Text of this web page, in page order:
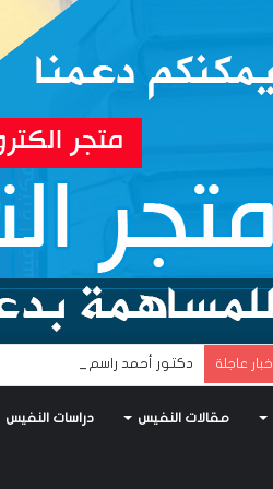
أخبار عاجلة دكتور أحمد راسم النفيس
مقالات النفيس دراسات النفيس